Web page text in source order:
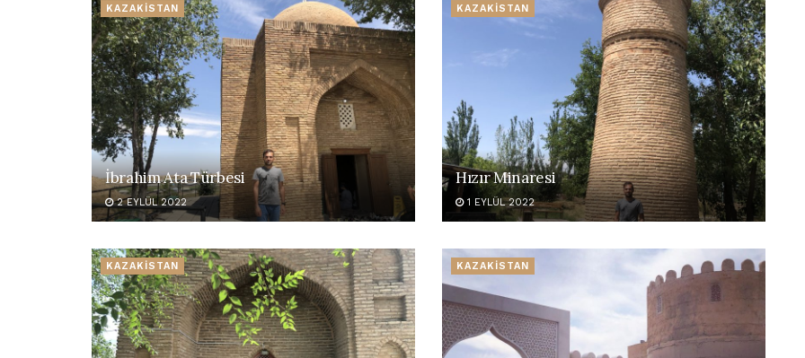
KAZAKİSTAN
İbrahim Ata Türbesi
2 EYLÜL 2022
KAZAKİSTAN
Hızır Minaresi
1 EYLÜL 2022
KAZAKİSTAN KAZAKİSTAN